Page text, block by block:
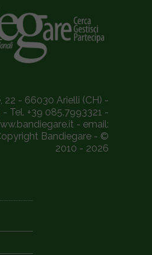
22 - 66030 Arielli (CH) -
Tel. +39 085.7993321 -
- email:
Bandiegare - ©
2010 - 2026